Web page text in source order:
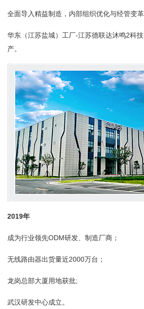
全面导入精益制造，内部组织优化与经管变革
华东（江苏盐城）工厂-江苏德联达沐鸣2科
产。
2019年
成为行业领先ODM研发、制造厂商；
无线路由器出货量近2000万台；
龙岗总部大厦用地获批;
武汉研发中心成立。